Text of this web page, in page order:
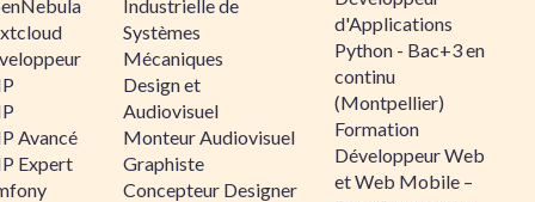
Avancé
Expert
Industrielle de
Systèmes
Mécaniques
Design et
Audiovisuel
Monteur Audiovisuel
Graphiste
Concepteur Designer
d'Applications
Python - Bac+3 en
continu
(Montpellier)
Formation
Développeur Web
et Web Mobile –